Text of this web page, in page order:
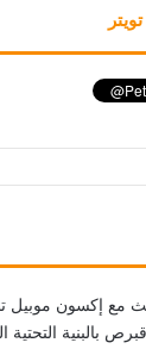
مع إكسون موبيل
بالبنية التحتية